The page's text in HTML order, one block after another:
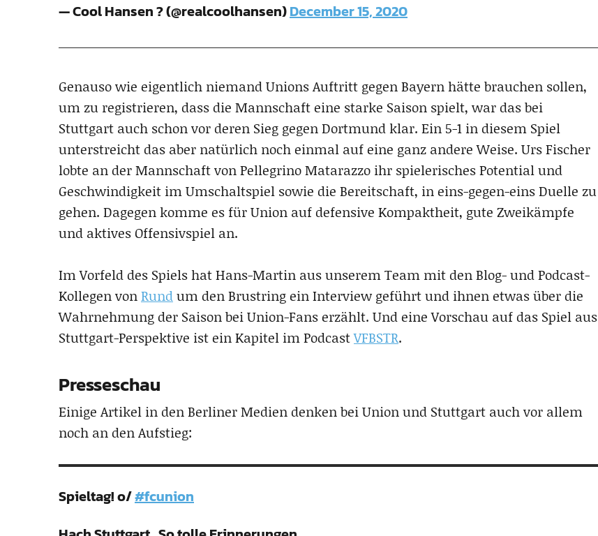
— Cool Hansen ? (@realcoolhansen)December 15, 2020
Genauso wie eigentlich niemand Unions Auftritt gegen Bayern hätte brauchen sollen,
um zu registrieren, dass die Mannschaft eine starke Saison spielt, war das bei
Stuttgart auch schon vor deren Sieg gegen Dortmund klar. Ein 5-1 in diesem Spiel
unterstreicht das aber natürlich noch einmal auf eine ganz andere Weise. Urs Fischer
lobte an der Mannschaft von Pellegrino Matarazzo ihr spielerisches Potential und
Geschwindigkeit im Umschaltspiel sowie die Bereitschaft, in eins-gegen-eins Duelle zu
gehen. Dagegen komme es für Union auf defensive Kompaktheit, gute Zweikämpfe
und aktives Offensivspiel an.
Im Vorfeld des Spiels hat Hans-Martin aus unserem Team mit den Blog- und Podcast-
Kollegen vonRundum den Brustring ein Interview geführt und ihnen etwas über die
Wahrnehmung der Saison bei Union-Fans erzählt. Und eine Vorschau auf das Spiel aus
Stuttgart-Perspektive ist ein Kapitel im PodcastVFBSTR.
Presseschau
Einige Artikel in den Berliner Medien denken bei Union und Stuttgart auch vor allem
noch an den Aufstieg:
Spieltag! o/#fcunion